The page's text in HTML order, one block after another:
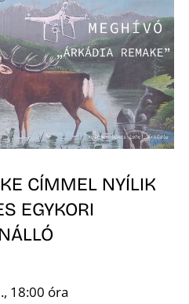
CÍMMEL NYÍLIK
EGYKORI
18:00 óra